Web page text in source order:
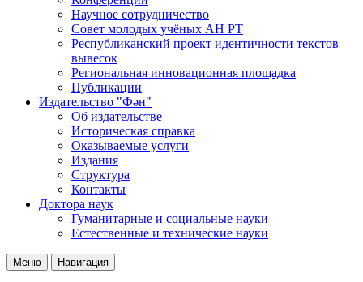
Научное сотрудничество
Совет молодых учёных АН РТ
Республиканский проект идентичности текстов
вывесок
Региональная инновационная площадка
Публикации
Издательство "Фән"
Об издательстве
Историческая справка
Оказываемые услуги
Издания
Структура
Контакты
Доктора наук
Гуманитарные и социальные науки
Естественные и технические науки
Меню Навигация